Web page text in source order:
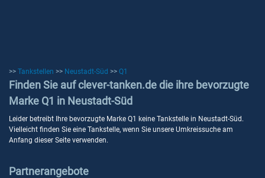
>> Tankstellen >> Neustadt-Süd >> Q1
Finden Sie auf clever-tanken.de die ihre bevorzugte
Marke Q1 in Neustadt-Süd
Leider betreibt Ihre bevorzugte Marke Q1 keine Tankstelle in Neustadt-Süd.
Vielleicht finden Sie eine Tankstelle, wenn Sie unsere Umkreissuche am
Anfang dieser Seite verwenden.
Partnerangebote